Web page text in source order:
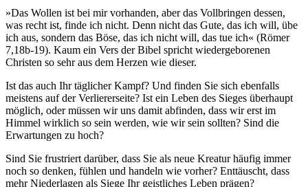
»Das Wollen ist bei mir vorhanden, aber das Vollbringen dessen,
was recht ist, finde ich nicht. Denn nicht das Gute, das ich will, übe
ich aus, sondern das Böse, das ich nicht will, das tue ich« (Römer
7,18b-19). Kaum ein Vers der Bibel spricht wiedergeborenen
Christen so sehr aus dem Herzen wie dieser.
Ist das auch Ihr täglicher Kampf? Und finden Sie sich ebenfalls
meistens auf der Verliererseite? Ist ein Leben des Sieges überhaupt
möglich, oder müssen wir uns damit abfinden, dass wir erst im
Himmel wirklich so sein werden, wie wir sein sollten? Sind die
Erwartungen zu hoch?
Sind Sie frustriert darüber, dass Sie als neue Kreatur häufig immer
noch so denken, fühlen und handeln wie vorher? Enttäuscht, dass
mehr Niederlagen als Siege Ihr geistliches Leben prägen?